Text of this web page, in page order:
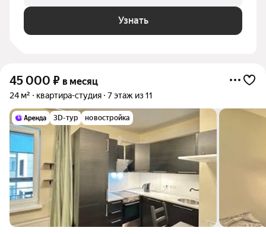
Узнать
45 000 ₽ в месяц
24 м² квартира-студия 7 этаж из 11
3D-тур новостройка